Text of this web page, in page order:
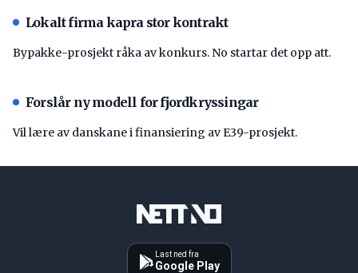
Lokalt firma kapra stor kontrakt
Bypakke-prosjekt råka av konkurs. No startar det opp att.
Forslår ny modell for fjordkryssingar
Vil lære av danskane i finansiering av E39-prosjekt.
Last ned fra
Google Play